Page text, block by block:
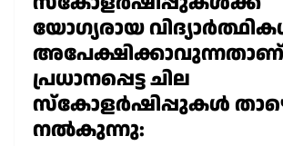
യോഗ്യരായ
പ്രധാനപ്പെട്ട ചില
സ്കോളർഷിപ്പുകൾ
നൽകുന്നു: